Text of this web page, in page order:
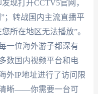
现打开CCTV5官网，
；转战国内主流直播平
所在地区无法播放”。
一位海外游子都深有
数国内视频平台和电
外IP地址进行了访问限
晰——你需要一台可